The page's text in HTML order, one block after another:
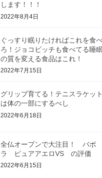
します！！！
2022年8月4日
ぐっすり眠りたければこれを食
ろ！ジョコビッチも食べてる睡
の質を変える食品はこれ！
2022年7月15日
グリップ育てる！テニスラケット
は体の一部にするべし
2022年6月18日
全仏オープンで大注目！ バボ
ラ ピュアアエロVS の評価
2022年6月15日